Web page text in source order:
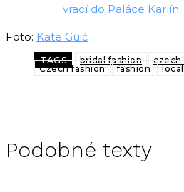
vrací do Paláce Karlín
Foto: Kate Guić
TAGS bridal fashion
czech
Czech fashion
fashion
Podobné texty